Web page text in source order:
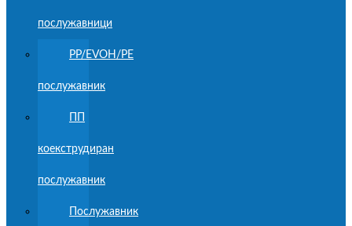
послужавници
PP/EVOH/PE
послужавник
коекструдиран
послужавник
Послужавник